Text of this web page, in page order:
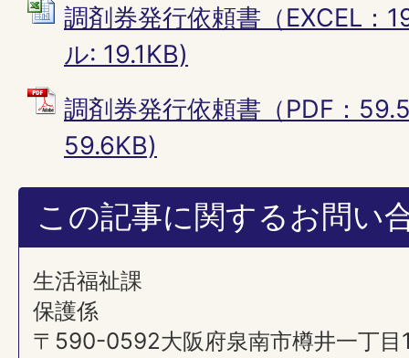
調剤券発行依頼書（EXCEL：
ル: 19.1KB)
調剤券発行依頼書（PDF：
59.6KB)
この記事に関するお問い
生活福祉課
保護係
〒590-0592大阪府泉南市樽井一丁目